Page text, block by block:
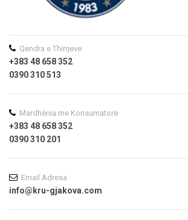
Qendra e Thirrjeve
+383 48 658 352
0390 310 513
Mardhënia me Konsumatorë
+383 48 658 352
0390 310 201
Email Adresa
info@kru-gjakova.com